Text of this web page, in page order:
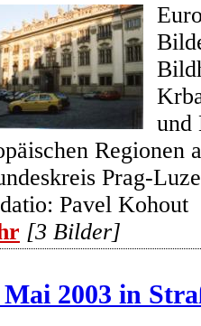
und
Regionen
Prag-
Pavel Kohout
[3 Bilder]
Mai 2003 in